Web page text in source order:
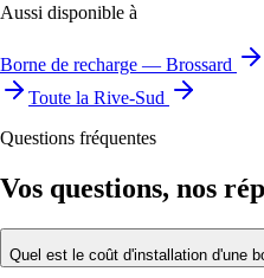
Aussi disponible à
Borne de recharge — Brossard
Toute la Rive-Sud
Questions fréquentes
Vos questions, nos
Quel est le coût d'installation d'une